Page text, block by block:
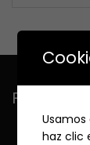
haz clic